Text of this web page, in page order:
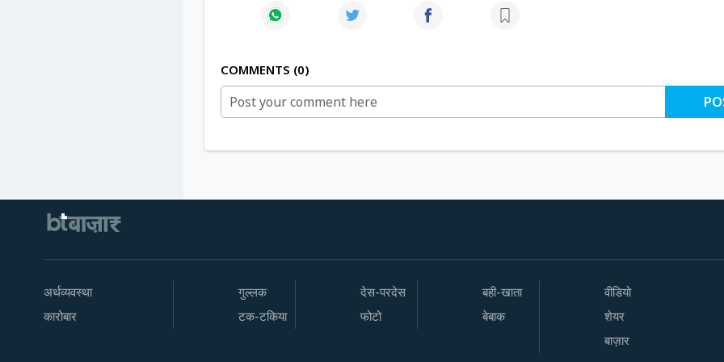
COMMENTS 0
अर्थव्यवस्था
कारोबार
गुल्लक
टक-टकिया
देस-परदेस
फोटो
बही-खाता
बेबाक
वीडियो
शेयर
बाज़ार